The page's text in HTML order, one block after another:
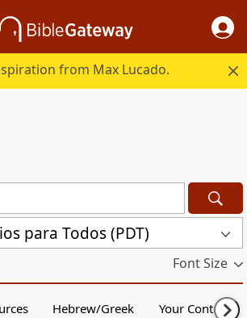
from Max Lucado.
para Todos (PDT)
Font Size
Hebrew/Greek Your Content